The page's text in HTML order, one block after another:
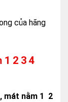
của hãng
1 2 3 4
mát nằm 1 2